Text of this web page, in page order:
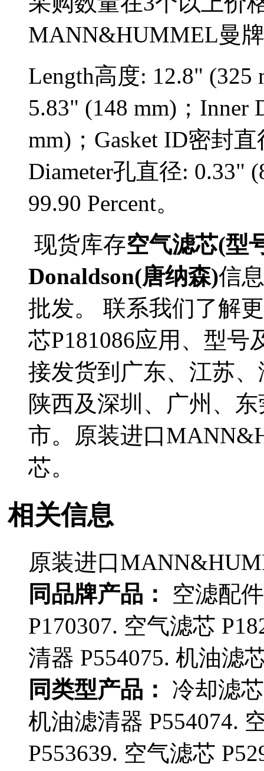
MANN&HUMMEL曼
Length高度: 12.8" (325
5.83" (148 mm)；Inner
mm)；Gasket ID密封
Diameter孔直径: 0.33"
99.90 Percent。
现货库存空气滤芯(型
Donaldson(唐纳森)信
批发。 联系我们了解
芯P181086应用、型号
接发货到广东、江苏
陕西及深圳、广州、
市。原装进口
芯。
相关信息
原装进口
同品牌产品：
空滤配
P170307. 空气滤芯
清器 P554075. 机油滤
同类型产品：
冷却滤
机油滤清器 P554074.
P553639. 空气滤芯